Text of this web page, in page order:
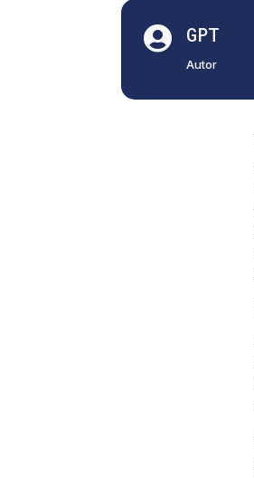
 GPT
Autor